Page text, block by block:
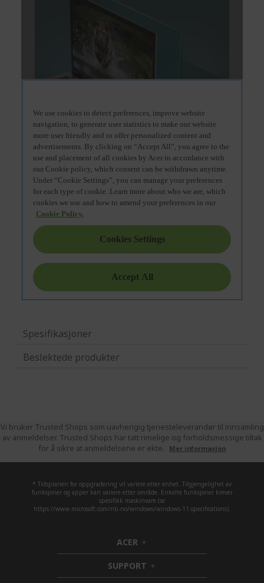
Spesifikasjoner
Beslektede produkter
Vi bruker Trusted Shops som uavhengig tjenesteleverandør til innsamling
av anmeldelser. Trusted Shops har tatt rimelige og forholdsmessige tiltak
for å sikre at anmeldelsene er ekte.
Mer informasjon
* Tidsplanen for oppgradering vil variere etter enhet. Tilgjengelighet av
funksjoner og apper kan variere etter område. Enkelte funksjoner krever
spesifikk maskinvare (se
https://www.microsoft.com/nb-no/windows/windows-11-specifications).
ACER h
i
d
d
SUPPORT h
i